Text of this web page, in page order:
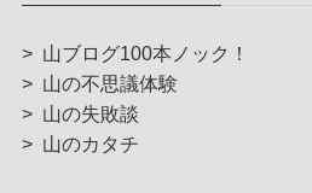
> 山ブログ100本ノック！
> 山の不思議体験
> 山の失敗談
> 山のカタチ